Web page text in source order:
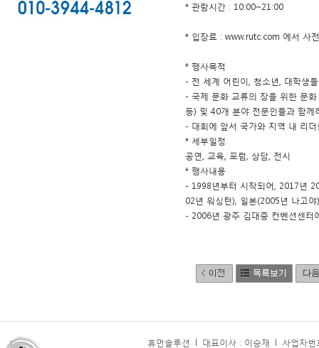
* 관람시간 : 10:00~21:00
* 입장료 : www.rutc.com 에서 사
* 행사목적
- 전 세계 어린이, 청소년, 대학생
- 국제 문화 교류의 장을 위한 문
등) 및 40개 분야 전문인들과 함께
- 대회에 앞서 국가와 지역 내 리
* 세부일정
공연, 교육, 포럼, 상담, 전시
* 행사내용
- 1998년부터 시작되어, 2017년
02년 워싱턴), 일본(2005년 나고야
- 2006년 광주 김대중 컨벤션센터
휴먼솔루션 대표이사 : 이승재
사업자